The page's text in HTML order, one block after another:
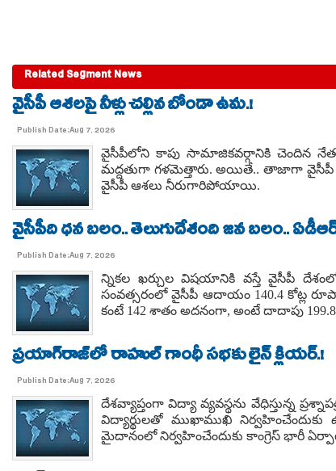
Related Segment News
వైసీపీ ఆశలపై నీళ్లు చల్లిన బోండా ఉమ.!
Publish Date:Aug 7, 2026
వైసీపీలోని కాపు సామాజికవర్గానికి చెందిన
మద్దతుగా గళమెత్తారు. అయితే.. తాజాగా వైసీపీ
వైసీపీ ఆశలు నీరుగారిపోయాయి.
వైసీపీది ధన బలం.. తెలుగుదేశంది జన బలం..
Publish Date:Aug 7, 2026
న్నికల ఖర్చుల విషయానికి వస్తే వైసీపీ
సంవత్సరంలో వైసీపీ ఆదాయం 140.4 కోట్ల
కంటే 142 శాతం అదనంగా, అంటే దాదాపు
ప్రయాగ్‌రాజ్‌లో రాహుల్ గాంధీ సభకు లైన్ క్లియర్.!
Publish Date:Aug 7, 2026
దేశవ్యాప్తంగా విద్యా వ్యవస్థను వేధిస్తున్న
విద్యార్థులతో ముఖాముఖి
మైదానంలో నిర్వహించేందుకు కాంగ్రెస్ భారీ